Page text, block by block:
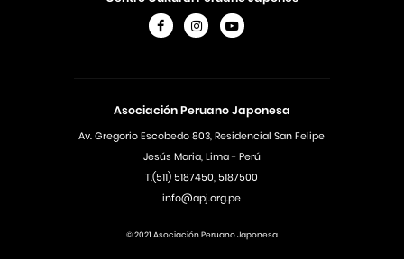
Asociación Peruano Japonesa
Av. Gregorio Escobedo 803, Residencial San Felipe
Jesús Maria, Lima - Perú
T.(511) 5187450, 5187500
info@apj.org.pe
© 2021 Asociación Peruano Japonesa